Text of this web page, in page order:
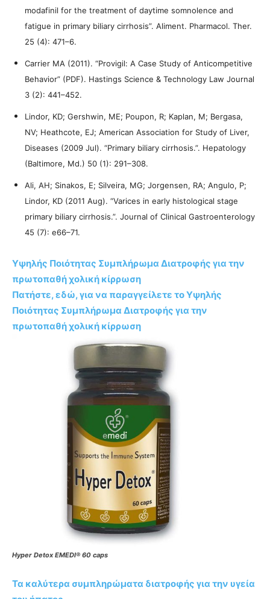
modafinil for the treatment of daytime somnolence and
fatigue in primary biliary cirrhosis”. Aliment. Pharmacol. Ther.
25 (4): 471–6.
Carrier MA (2011). “Provigil: A Case Study of Anticompetitive
Behavior” (PDF). Hastings Science & Technology Law Journal
3 (2): 441–452.
Lindor, KD; Gershwin, ME; Poupon, R; Kaplan, M; Bergasa,
NV; Heathcote, EJ; American Association for Study of Liver,
Diseases (2009 Jul). “Primary biliary cirrhosis.”. Hepatology
(Baltimore, Md.) 50 (1): 291–308.
Ali, AH; Sinakos, E; Silveira, MG; Jorgensen, RA; Angulo, P;
Lindor, KD (2011 Aug). “Varices in early histological stage
primary biliary cirrhosis.”. Journal of Clinical Gastroenterology
45 (7): e66–71.
Υψηλής Ποιότητας Συμπλήρωμα Διατροφής για την
πρωτοπαθή χολική κίρρωση
Πατήστε, εδώ, για να παραγγείλετε το Υψηλής
Ποιότητας Συμπλήρωμα Διατροφής για την
πρωτοπαθή χολική κίρρωση
Hyper Detox EMEDI® 60 caps
Τα καλύτερα συμπληρώματα διατροφής για την υγεία